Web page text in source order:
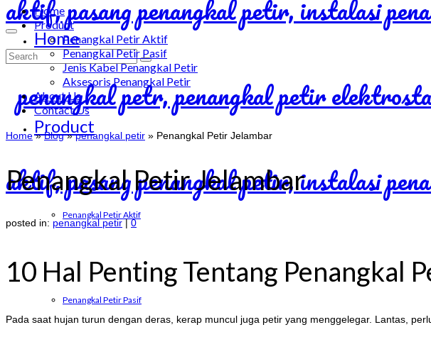
Home
Product
Penangkal Petir Aktif
Penangkal Petir Pasif
Search
Home
Product
Penangkal Petir Aktif
Penangkal Petir Pasif
Jenis Kabel Penangkal Petir
Aksesoris Penangkal Petir
About Us
Contact Us
Home » Blog»penangkal petir » Penangkal Petir Jelambar
Penangkal Petir Jelambar
posted in: penangkal petir | 0
10 Hal Penting Tentang Penangkal
Pada saat hujan turun dengan deras, kerap muncul juga petir yang menggelegar. Lantas,